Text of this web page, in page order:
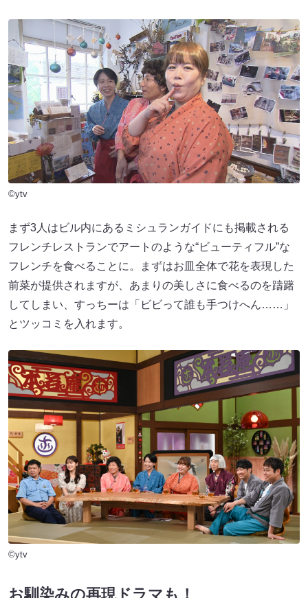
©ytv
まず3人はビル内にあるミシュランガイドにも掲載される
フレンチレストランでアートのような“ビューティフル”な
フレンチを食べることに。まずはお皿全体で花を表現した
前菜が提供されますが、あまりの美しさに食べるのを躊躇
してしまい、すっちーは「ビビって誰も手つけへん……」
とツッコミを入れます。
©ytv
お馴染みの再現ドラマも！